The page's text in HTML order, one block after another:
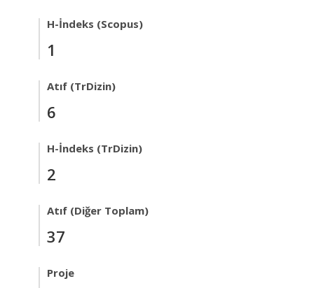
H-İndeks (Scopus)
1
Atıf (TrDizin)
6
H-İndeks (TrDizin)
2
Atıf (Diğer Toplam)
37
Proje